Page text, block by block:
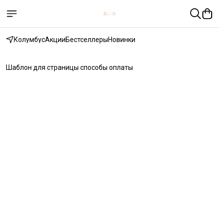
КолумбусАкцииБестселлерыНовинки
Шаблон для страницы способы оплаты